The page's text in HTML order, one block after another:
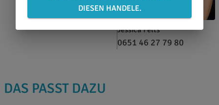
Jessica Felts
0651 46 27 79 80
DAS PASST DAZU
DIESEN HANDELE.